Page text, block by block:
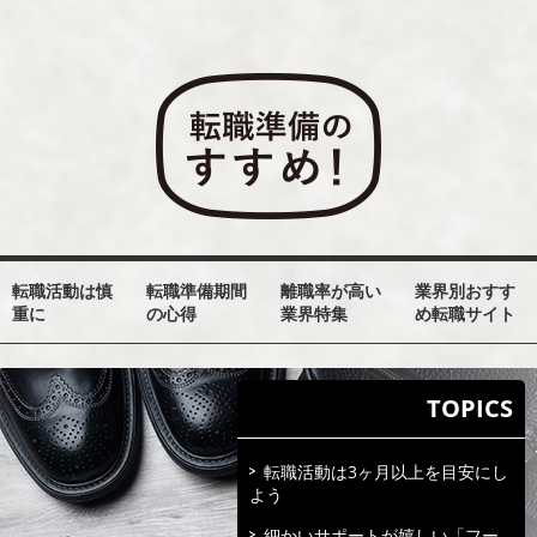
転職活動は慎
重に
転職準備期間
の心得
離職率が高い
業界特集
業界別おすす
め転職サイト
TOPICS
転職活動は3ヶ月以上を目安にし
よう